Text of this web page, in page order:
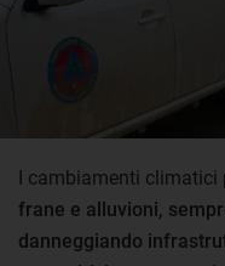
I cambiamenti climatici
frane e alluvioni,
danneggiando